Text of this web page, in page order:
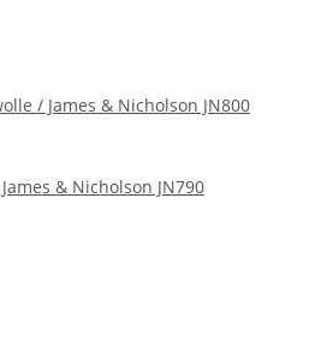
/ James & Nicholson JN800